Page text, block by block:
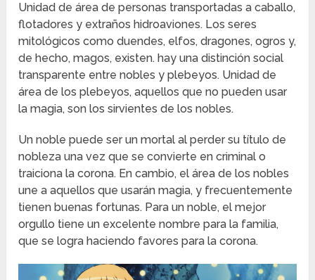
Unidad de área de personas transportadas a caballo,
flotadores y extraños hidroaviones. Los seres
mitológicos como duendes, elfos, dragones, ogros y,
de hecho, magos, existen. hay una distinción social
transparente entre nobles y plebeyos. Unidad de
área de los plebeyos, aquellos que no pueden usar
la magia, son los sirvientes de los nobles.
Un noble puede ser un mortal al perder su título de
nobleza una vez que se convierte en criminal o
traiciona la corona. En cambio, el área de los nobles
une a aquellos que usarán magia, y frecuentemente
tienen buenas fortunas. Para un noble, el mejor
orgullo tiene un excelente nombre para la familia,
que se logra haciendo favores para la corona.